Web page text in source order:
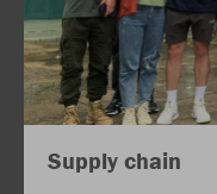
Supply chain